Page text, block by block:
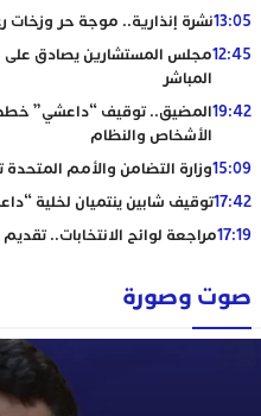
13:05نشرة إنذارية.. موجة حر وزخات
12:45مجلس المستشارين يصادق
المباشر
19:42المضيق.. توقيف “داعشي”
الأشخاص والنظام
15:09وزارة التضامن والأمم
17:42توقيف شابين ينتميان لخلية
17:19مراجعة لوائح الانتخابات..
صوت وصورة